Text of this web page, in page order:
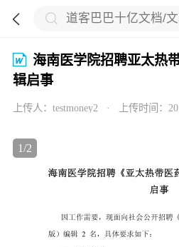
 
海南医学院招聘亚太热
辑启事
上传人： testmoney2 · 上传时间：
1/2